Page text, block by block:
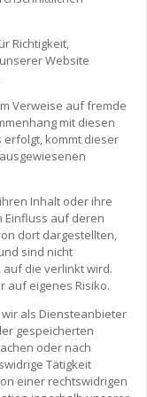
Richtigkeit,
Website
Verweise auf fremde
mit diesen
erfolgt, kommt dieser
Inhalt oder ihre
Einfluss auf deren
dort dargestellten,
sind nicht
die verlinkt wird.
auf eigenes Risiko.
als Diensteanbieter
gespeicherten
oder nach
Tätigkeit
einer rechtswidrigen